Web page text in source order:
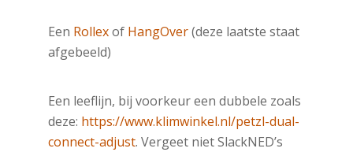
Een Rollexof HangOver(deze laatste staat
afgebeeld)
Een leeflijn, bij voorkeur een dubbele zoals
deze: https://www.klimwinkel.nl/petzl-dual-
connect-adjust. Vergeet niet SlackNED’s